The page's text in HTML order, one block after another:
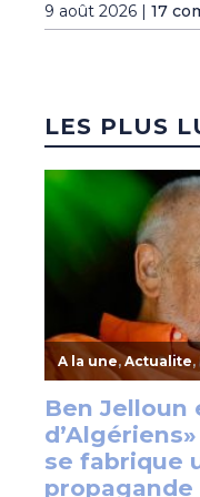
9 août 2026 | 17
LES PLUS